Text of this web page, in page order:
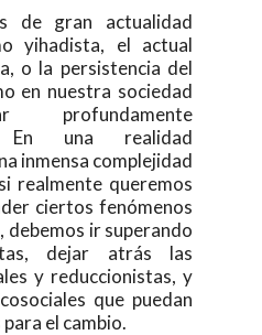
de gran actualidad
yihadista, el actual
o la persistencia del
en nuestra sociedad
profundamente
En una realidad
inmensa complejidad
realmente queremos
ciertos fenómenos
ir superando
dejar atrás las
y reduccionistas, y
que puedan
el cambio.